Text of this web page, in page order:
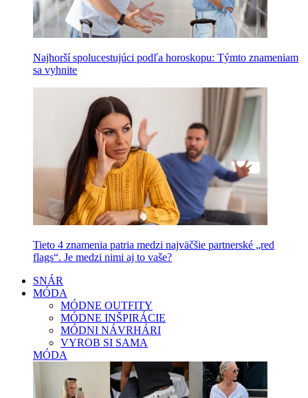
Najhorší spolucestujúci podľa horoskopu: Týmto znameniam
sa vyhnite
Tieto 4 znamenia patria medzi najväčšie partnerské „red
flags“. Je medzi nimi aj to vaše?
SNÁR
MÓDA
MÓDNE OUTFITY
MÓDNE INŠPIRÁCIE
MÓDNI NÁVRHÁRI
VYROB SI SAMA
MÓDA